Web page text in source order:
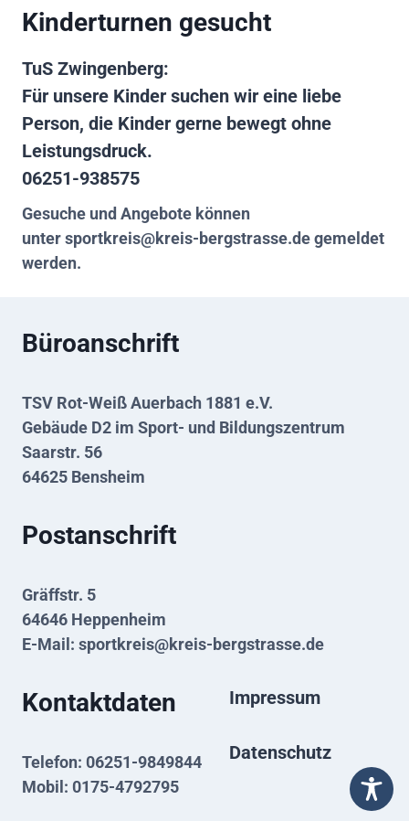
Kinderturnen gesucht
TuS Zwingenberg:
Für unsere Kinder suchen wir eine liebe
Person, die Kinder gerne bewegt ohne
Leistungsdruck.
06251-938575
Gesuche und Angebote können
untersportkreis@kreis-bergstrasse.degemeldet
werden.
Büroanschrift
TSV Rot-Weiß Auerbach 1881 e.V.
Gebäude D2 im Sport- und Bildungszentrum
Saarstr. 56
64625 Bensheim
Postanschrift
Gräffstr. 5
64646 Heppenheim
E-Mail: sportkreis@kreis-bergstrasse.de
Kontaktdaten
Telefon: 06251-9849844
Mobil: 0175-4792795
Impressum
Datenschutz